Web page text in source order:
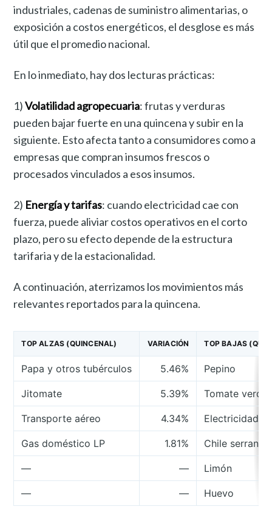
industriales, cadenas de suministro alimentarias, o
exposición a costos energéticos, el desglose es más
útil que el promedio nacional.
En lo inmediato, hay dos lecturas prácticas:
1)Volatilidad agropecuaria: frutas y verduras
pueden bajar fuerte en una quincena y subir en la
siguiente. Esto afecta tanto a consumidores como a
empresas que compran insumos frescos o
procesados vinculados a esos insumos.
2) Energía y tarifas: cuando electricidad cae con
fuerza, puede aliviar costos operativos en el corto
plazo, pero su efecto depende de la estructura
tarifaria y de la estacionalidad.
A continuación, aterrizamos los movimientos más
relevantes reportados para la quincena.
TOP ALZAS (QUINCENAL) VARIACIÓN TOP BAJAS
Papa y otros tubérculos 5.46% Pepino
Jitomate 5.39% Tomate verde
Transporte aéreo 4.34% Electricidad
Gas doméstico LP 1.81% Chile serrano
— — Limón
— — Huevo